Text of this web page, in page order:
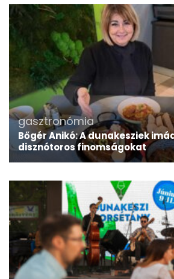
gasztronómia
Bőgér Anikó: A dunakesziek
disznótoros finomságokat